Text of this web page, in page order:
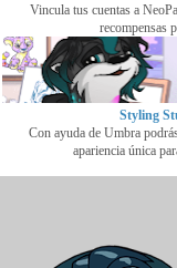
Vincula tus cuentas a
recompensas
Styling
Con ayuda de Umbra
apariencia única